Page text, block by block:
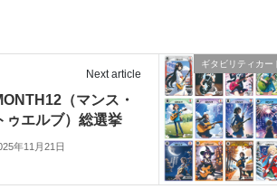
ギタビリティカー
Next article
（マンス・
ゥエルブ）総選挙
年11月21日